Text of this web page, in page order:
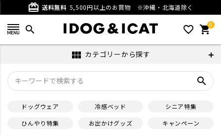
card_giftcard 送料無料 5,500円以上のお買物 ※沖縄・北海道除く
search favorite_outline 0
shopping_cart
view_module カテゴリーから探す
search
ドッグウェア 冷感ベッド
シニア特集
ひんやり特集
お出かけグッズ キャンペーン